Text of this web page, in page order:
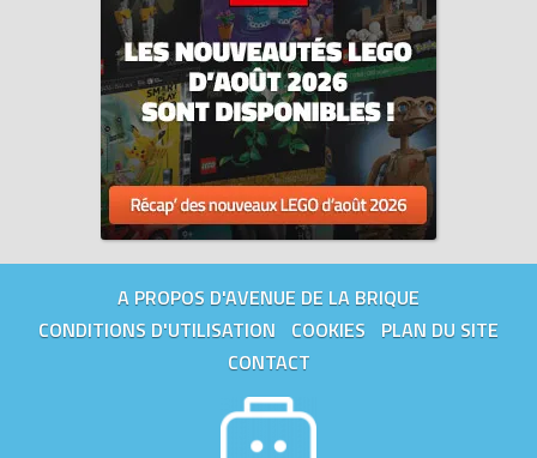
A PROPOS D'AVENUE DE LA BRIQUE
CONDITIONS D'UTILISATION
COOKIES
PLAN DU SITE
CONTACT